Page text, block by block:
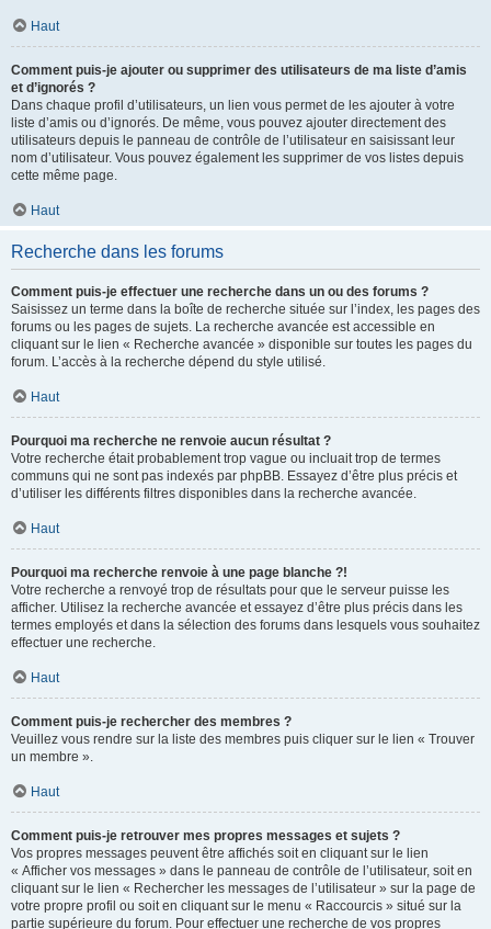
Haut
Comment puis-je ajouter ou supprimer des utilisateurs de ma liste d’amis
et d’ignorés ?
Dans chaque profil d’utilisateurs, un lien vous permet de les ajouter à votre
liste d’amis ou d’ignorés. De même, vous pouvez ajouter directement des
utilisateurs depuis le panneau de contrôle de l’utilisateur en saisissant leur
nom d’utilisateur. Vous pouvez également les supprimer de vos listes depuis
cette même page.
Haut
Recherche dans les forums
Comment puis-je effectuer une recherche dans un ou des forums ?
Saisissez un terme dans la boîte de recherche située sur l’index, les pages des
forums ou les pages de sujets. La recherche avancée est accessible en
cliquant sur le lien « Recherche avancée » disponible sur toutes les pages du
forum. L’accès à la recherche dépend du style utilisé.
Haut
Pourquoi ma recherche ne renvoie aucun résultat ?
Votre recherche était probablement trop vague ou incluait trop de termes
communs qui ne sont pas indexés par phpBB. Essayez d’être plus précis et
d’utiliser les différents filtres disponibles dans la recherche avancée.
Haut
Pourquoi ma recherche renvoie à une page blanche ?!
Votre recherche a renvoyé trop de résultats pour que le serveur puisse les
afficher. Utilisez la recherche avancée et essayez d’être plus précis dans les
termes employés et dans la sélection des forums dans lesquels vous souhaitez
effectuer une recherche.
Haut
Comment puis-je rechercher des membres ?
Veuillez vous rendre sur la liste des membres puis cliquer sur le lien « Trouver
un membre ».
Haut
Comment puis-je retrouver mes propres messages et sujets ?
Vos propres messages peuvent être affichés soit en cliquant sur le lien
« Afficher vos messages » dans le panneau de contrôle de l’utilisateur, soit en
cliquant sur le lien « Rechercher les messages de l’utilisateur » sur la page de
votre propre profil ou soit en cliquant sur le menu « Raccourcis » situé sur la
partie supérieure du forum. Pour effectuer une recherche de vos propres